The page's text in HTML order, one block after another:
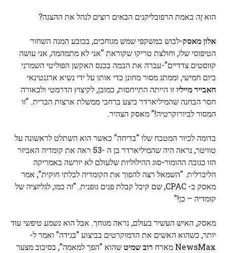
הואזֶה באמת הרפובליקנים הבאים רוצים לנהל את ההצגה?
אלון מאסק-לבוש במשקפי שמש מגוחכים, בכובע המגה השחור
הטיפוסי שלו, וחולצת טריקו שקוראת "אני לא מתמהמה, אני עושה
קווסטים צדדיים"-עברה את הבמה בכנס האקשן הפוליטי השמרני
ביום חמישי, וממתג מסור מחונן כדי אותו על ידי נשיא ארגנטינאי
חאבייר מייליו זו הייתה התייחסות, כמובן, לקיצוץ הדרמטי ולכאורה
חסר הבחנה שהמיליארדר ביצע ברחבי ממשלת ארצות הברית. "זו
המסור לביורוקרטיה!" מאסק הצהיר.
בדומה לכיור המטבח שלו "בדיחה" כאשר הוא השתלט לראשונה על
טוויטר, נראה היה שהמיליארדר בן ה -53 ראה את קומדיה האביזר
הזו כגובה ההומור-סוג ההילוליות שלעולם לא יורשה באמריקה
הליברלית. "השמאל רצה להפוך את הקומדיה לבלתי חוקית", אמר
מאסק ב- CPAC, שם קיבל קבלת פנים גופנית. "זה כמו, לגליזציה של
קומדיה – כן!"
מאסק, האיש העשיר בעולם, נראה מגוחך. אבל הואנשמעטיפשי עוד
יותר, כשהוא האשים את הדמוקרטים בביצוע "בגידה" ואמר ל-
NewsMax מארח
רוב שמיטשהוא "הפך למאמה", בסיבוב מצער